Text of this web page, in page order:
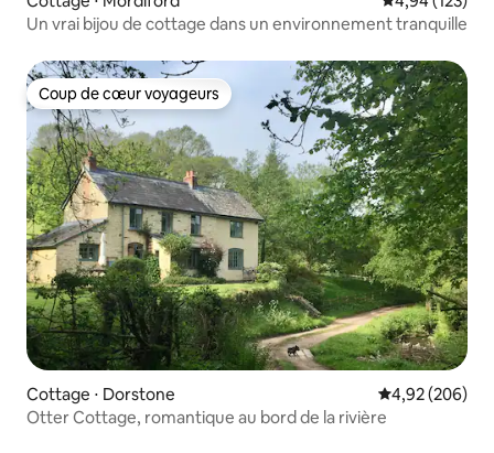
Un vrai bijou de cottage dans un environnement tranquille
Coup de cœur voyageurs
Coup de cœur voyageurs
Cottage ⋅ Dorstone Évaluation
4,92 (206)
Otter Cottage, romantique au bord de la rivière